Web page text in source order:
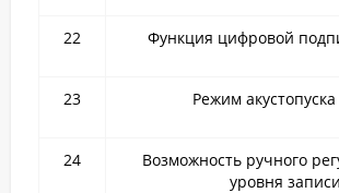
22 Функция цифровой
23 Режим акустопуска
24
Возможность ручного
уровня записи